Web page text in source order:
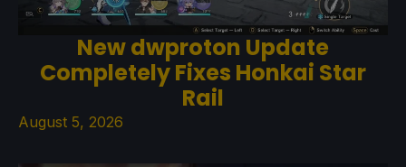
New dwproton Update
Completely Fixes Honkai Star
Rail
August 5, 2026